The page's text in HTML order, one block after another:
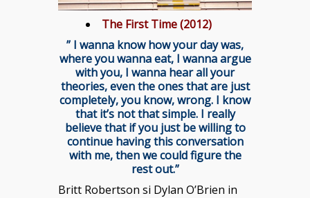
The First Time (2012)
” I wanna know how your day was,
where you wanna eat, I wanna argue
with you, I wanna hear all your
theories, even the ones that are just
completely, you know, wrong. I know
that it’s not that simple. I really
believe that if you just be willing to
continue having this conversation
with me, then we could figure the
rest out.”
Britt Robertson si Dylan O’Brien in